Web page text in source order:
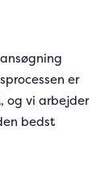
er
og vi arbejder
bedst